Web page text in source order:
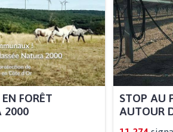
FORÊT
2000
STOP AU
AUTOUR